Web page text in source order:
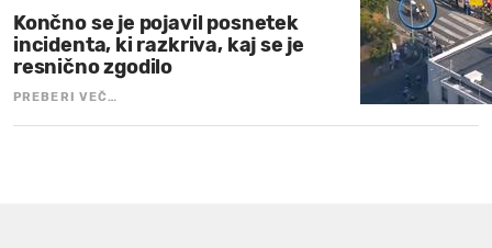
Končno se je pojavil posnetek
incidenta, ki razkriva, kaj se je
resnično zgodilo
PREBERI VEČ…